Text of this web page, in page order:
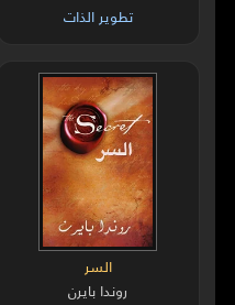
تطوير الذات
السر
روندا بايرن